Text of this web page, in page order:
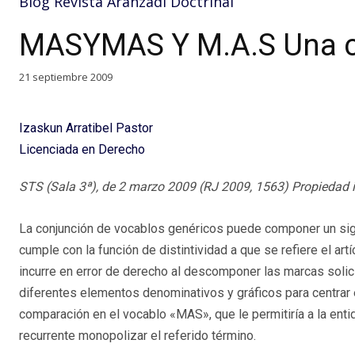
MASYMAS Y M.A.S
21 septiembre 2009
Izaskun Arratibel Pastor
Licenciada en Derecho
STS (Sala 3ª), de 2 marzo 2009 (RJ 2009, 1563)
La conjunción de vocablos genéricos puede componer un
cumple con la función de distintividad a que se refiere el
incurre en error de derecho al descomponer las marcas
diferentes elementos denominativos y gráficos para centrar
comparación en el vocablo «MAS», que le permitiría a la
recurrente monopolizar el referido término.